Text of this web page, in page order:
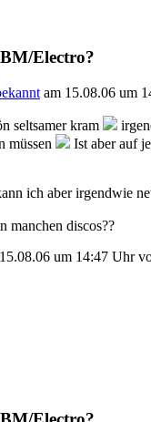
Electro?
am 15.08.06 um
seltsamer kram
müssen
Ist aber auf
ich aber irgendwie
manchen discos??
um 14:47 Uhr